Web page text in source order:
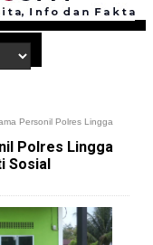
Personil Polres Lingga
Polres Lingga
Sosial